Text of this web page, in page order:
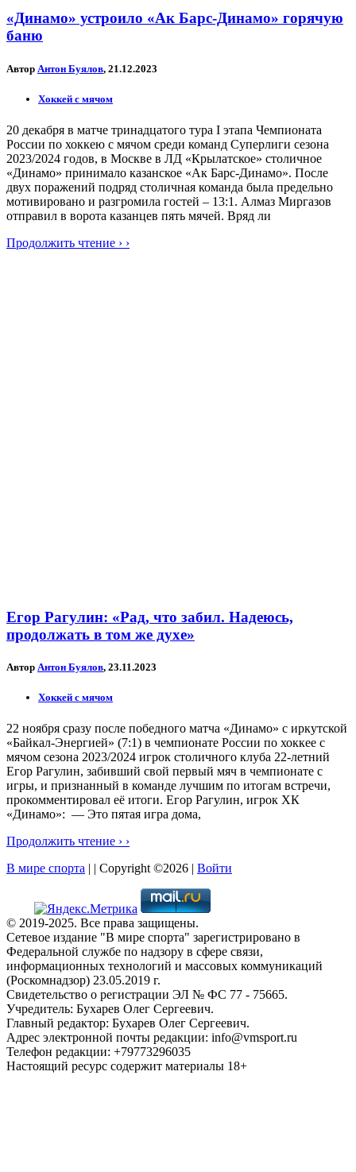
«Динамо» устроило «Ак Барс-Динамо» горячую
баню
Автор Антон Буялов, 21.12.2023
Хоккей с мячом
20 декабря в матче тринадцатого тура I этапа Чемпионата
России по хоккею с мячом среди команд Суперлиги сезона
2023/2024 годов, в Москве в ЛД «Крылатское» столичное
«Динамо» принимало казанское «Ак Барс-Динамо». После
двух поражений подряд столичная команда была предельно
мотивировано и разгромила гостей – 13:1. Алмаз Миргазов
отправил в ворота казанцев пять мячей. Вряд ли
Продолжить чтение › ›
Егор Рагулин: «Рад, что забил. Надеюсь,
продолжать в том же духе»
Автор Антон Буялов, 23.11.2023
Хоккей с мячом
22 ноября сразу после победного матча «Динамо» с иркутской
«Байкал-Энергией» (7:1) в чемпионате России по хоккее с
мячом сезона 2023/2024 игрок столичного клуба 22-летний
Егор Рагулин, забивший свой первый мяч в чемпионате с
игры, и признанный в команде лучшим по итогам встречи,
прокомментировал её итоги. Егор Рагулин, игрок ХК
«Динамо»: — Это пятая игра дома,
Продолжить чтение › ›
В мире спорта | | Copyright ©2026 | Войти
© 2019-2025. Все права защищены.
Сетевое издание "В мире спорта" зарегистрировано в
Федеральной службе по надзору в сфере связи,
информационных технологий и массовых коммуникаций
(Роскомнадзор) 23.05.2019 г.
Свидетельство о регистрации ЭЛ № ФС 77 - 75665.
Учредитель: Бухарев Олег Сергеевич.
Главный редактор: Бухарев Олег Сергеевич.
Адрес электронной почты редакции: info@vmsport.ru
Телефон редакции: +79773296035
Настоящий ресурс содержит материалы 18+